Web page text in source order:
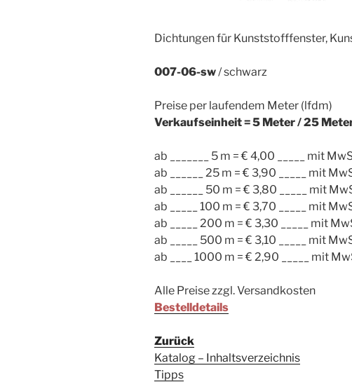
Dichtungen für Kunststofffenster,
007-06-sw/ schwarz
Preise per laufendem Meter (lfdm)
Verkaufseinheit = 5 Meter / 25
ab _______ 5 m = € 4,00 _____ mit
ab ______ 25 m = € 3,90 _____ mit
ab ______ 50 m = € 3,80 _____ mit
ab _____ 100 m = € 3,70 _____ mit
ab _____ 200 m = € 3,30 _____ mit
ab _____ 500 m = € 3,10 _____ mit
ab ____ 1000 m = € 2,90 _____ mit
Alle Preise zzgl. Versandkosten
Bestelldetails
Zurück
Katalog – Inhaltsverzeichnis
Tipps